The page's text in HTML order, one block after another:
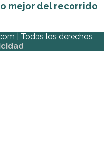
mejor del recorrido
| Todos los derechos